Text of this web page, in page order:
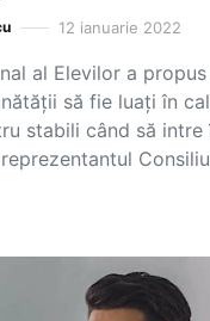
12 ianuarie 2022
al Elevilor a
să fie luați în
stabili când să intre